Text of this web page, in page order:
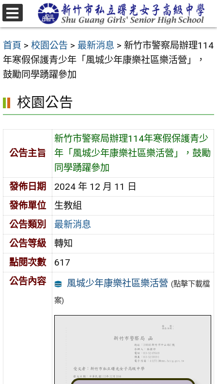
跳
至
要
內
容
首頁 > 校園公告 > 最新消息 > 新竹市警察局辦理114
年寒假保護青少年「風城少年康樂社區樂活營」，
鼓勵同學踴躍參加
校園公告
公告主旨
新竹市警察局辦理114年寒假保護青少
年「風城少年康樂社區樂活營」，鼓勵
同學踴躍參加
發佈日期
2024 年 12 月 11 日
發佈單位
生教組
公告類別
最新消息
公告等級
轉知
點閱次數
617
公告內容
風城少年康樂社區樂活營 (點擊下載檔
案)
選
單